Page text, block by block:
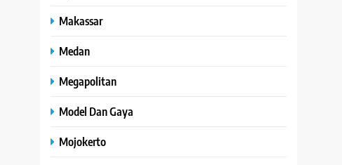
Makassar
Medan
Megapolitan
Model Dan Gaya
Mojokerto